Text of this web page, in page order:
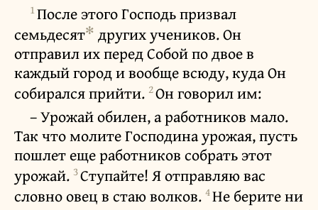
1После этого Господь призвал
семьдесят✻ других учеников. Он
отправил их перед Собой по двое в
каждый город и вообще всюду, куда Он
собирался прийти. 2Он говорил им:
– Урожай обилен, а работников мало.
Так что молите Господина урожая, пусть
пошлет еще работников собрать этот
урожай. 3Ступайте! Я отправляю вас
словно овец в стаю волков. 4Не берите ни